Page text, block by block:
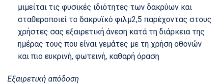
μιμείται τις φυσικές ιδιότητες των δακρύων και
σταθεροποιεί το δακρυϊκό φιλμ2,5 παρέχοντας στους
χρήστες σας εξαιρετική άνεση κατά τη διάρκεια της
ημέρας τους που είναι γεμάτες με τη χρήση οθονών
και πιο ευκρινή, φωτεινή, καθαρή όραση
Εξαιρετική απόδοση